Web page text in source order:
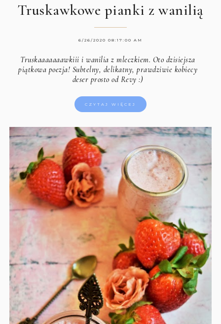
Truskawkowe pianki z wanilią
6/26/2020 08:17:00 AM
Truskaaaaaaawkiii i wanilia z mleczkiem. Oto dzisiejsza
piątkowa poezja! Subtelny, delikatny, prawdziwie kobiecy
deser prosto od Revy :)
CZYTAJ WIĘCEJ